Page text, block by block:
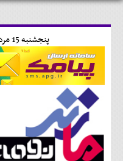
پنجشنبه 15 مرداد 1405-8:16-